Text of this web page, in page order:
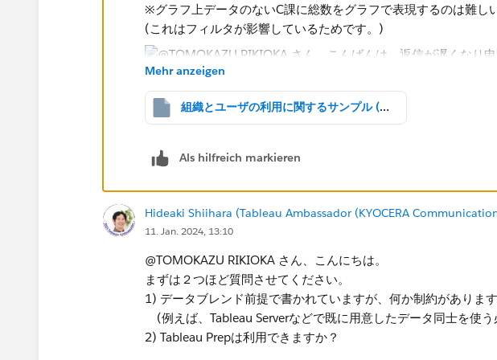
※グラフ上データのないC課に総数をグラフで表現するのは難し
(これはフィルタが影響しているためです。)​
例えば日付の開始終了のフィルタをパラメータに置き換えたら、
以下のような表現は可能です。（ファイルサンプル添付）
*If you get the best results from this exchange, I would
answer or upvote.
*If you get the best results from this exchange, I would
answer or upvote.
Mehr anzeigen
組織とユーザの利用に関するサンプル (c0115).twbx
Als hilfreich markieren
Hideaki Shiihara (Tableau Ambassador (KYOCERA
11. Jan. 2024, 13:10
@TOMOKAZU RIKIOKA​ さん、こんにちは。
まずは２つほど質問させてください。
1) データブレンド前提で書かれていますが、何か制約がありま
(例えば、Tableau Serverなどで既に用意したデータ同士を使
2) Tableau Prepは利用できますか？